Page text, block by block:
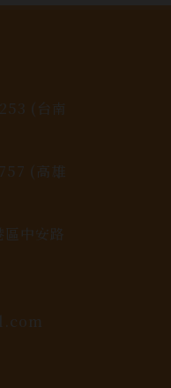
(台南
(高雄
中安路